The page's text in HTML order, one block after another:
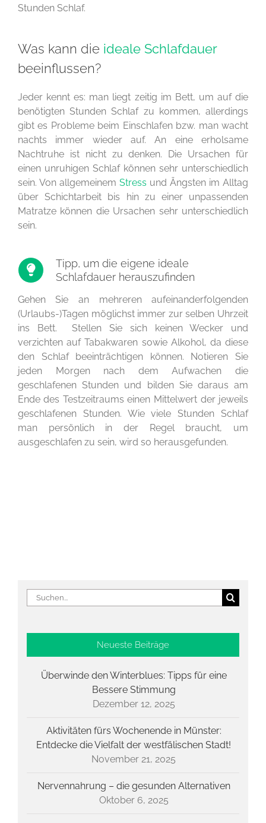
Stunden Schlaf.
Was kann die ideale Schlafdauer
beeinflussen?
Jeder kennt es: man liegt zeitig im Bett, um auf die
benötigten Stunden Schlaf zu kommen, allerdings
gibt es Probleme beim Einschlafen bzw. man wacht
nachts immer wieder auf. An eine erholsame
Nachtruhe ist nicht zu denken. Die Ursachen für
einen unruhigen Schlaf können sehr unterschiedlich
sein. Von allgemeinem Stress und Ängsten im Alltag
über Schichtarbeit bis hin zu einer unpassenden
Matratze können die Ursachen sehr unterschiedlich
sein.
Tipp, um die eigene ideale
Schlafdauer herauszufinden
Gehen Sie an mehreren aufeinanderfolgenden
(Urlaubs-)Tagen möglichst immer zur selben Uhrzeit
ins Bett. Stellen Sie sich keinen Wecker und
verzichten auf Tabakwaren sowie Alkohol, da diese
den Schlaf beeinträchtigen können. Notieren Sie
jeden Morgen nach dem Aufwachen die
geschlafenen Stunden und bilden Sie daraus am
Ende des Testzeitraums einen Mittelwert der jeweils
geschlafenen Stunden. Wie viele Stunden Schlaf
man persönlich in der Regel braucht, um
ausgeschlafen zu sein, wird so herausgefunden.
Suche
nach:
Neueste Beiträge
Überwinde den Winterblues: Tipps für eine
Bessere Stimmung
Dezember 12, 2025
Aktivitäten fürs Wochenende in Münster:
Entdecke die Vielfalt der westfälischen Stadt!
November 21, 2025
Nervennahrung – die gesunden Alternativen
Oktober 6, 2025